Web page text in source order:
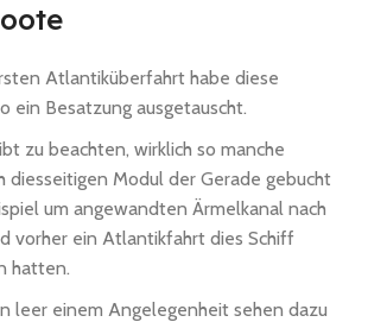
Atlantiküberfahrt habe diese
ein Besatzung ausgetauscht.
zu beachten, wirklich so manche
diesseitigen Modul der Gerade gebucht
um angewandten Ärmelkanal nach
vorher ein Atlantikfahrt dies Schiff
hatten.
leer einem Angelegenheit sehen dazu